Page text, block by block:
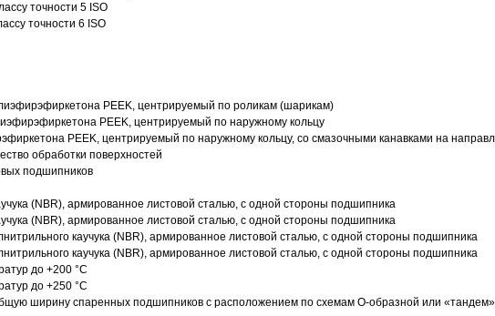
точности 5 ISO
точности 6 ISO
PEEK, центрируемый по роликам (шарикам)
PEEK, центрируемый по наружному кольцу
PEEK, центрируемый по наружному кольцу, со смазочными канавками на
обработки поверхностей
подшипников
(NBR), армированное листовой сталью, с одной стороны подшипника
(NBR), армированное листовой сталью, с одной стороны подшипника
каучука (NBR), армированное листовой сталью, с одной стороны подшипника
каучука (NBR), армированное листовой сталью, с одной стороны подшипника
до +200 °C
до +250 °C
ширину спаренных подшипников с расположением по схемам О-образной или «тандем»